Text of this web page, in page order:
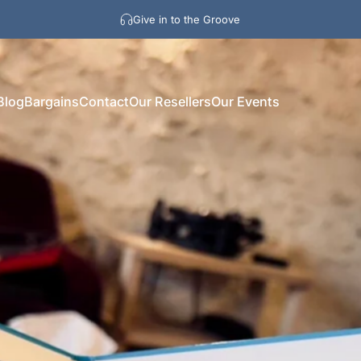
Give in to the Groove
BargainsContactOur ResellersOur Events